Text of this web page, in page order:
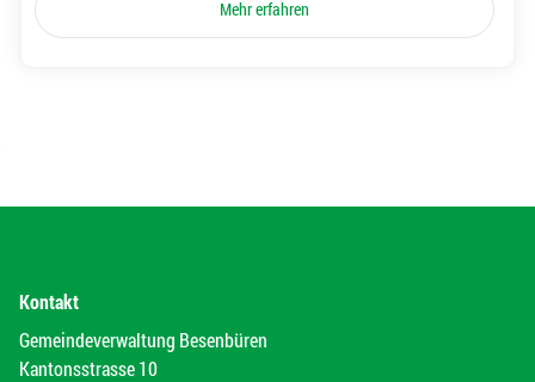
Mehr erfahren
Kontakt
Gemeindeverwaltung Besenbüren
Kantonsstrasse 10